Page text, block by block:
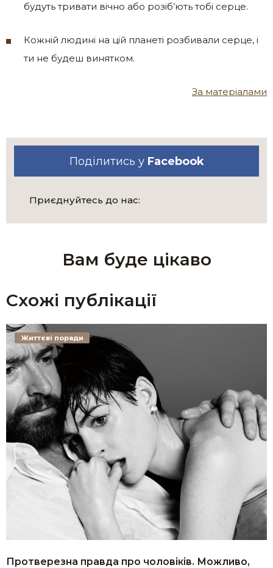
будуть тривати вічно або розіб’ють тобі серце.
Кожній людині на цій планеті розбивали серце, і
ти не будеш винятком.
За матеріалами
Поділитись у Facebook
Приєднуйтесь до нас:
Вам буде цікаво
Схожі публікації
Протверезна правда про чоловіків. Можливо,
Життєві поради